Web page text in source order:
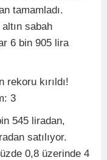
tamamladı.
sabah
6 bin 905 lira
545 liradan,
satılıyor.
0,8 üzerinde 4